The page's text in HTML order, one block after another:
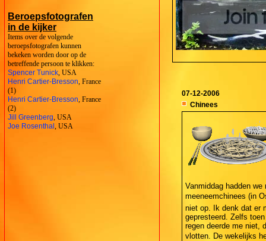
Beroepsfotografen
in de kijker
Items over de volgende
beroepsfotografen kunnen
bekeken worden door op de
betreffende persoon te klikken:
Spencer Tunick , USA
Henri Cartier-Bresson , France
(1)
Henri Cartier-Bresson , France
(2)
Jill Greenberg , USA
Joe Rosenthal , USA
07-12-2006
Chinees
Vanmiddag hadden
meeneemchinees
niet op. Ik denk dat er
gepresteerd. Zelfs
regen deerde me niet,
vlotten. De wekelijks